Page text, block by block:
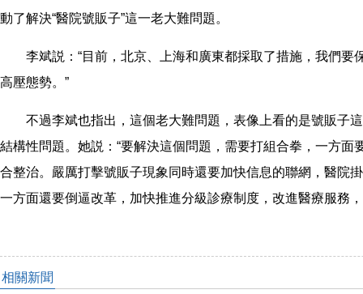
動了解決“醫院號販子”這一老大難問題。
李斌説：“目前，北京、上海和廣東都採取了措施，我們要
高壓態勢。”
不過李斌也指出，這個老大難問題，表像上看的是號販子
結構性問題。她説：“要解決這個問題，需要打組合拳，一方面
合整治。嚴厲打擊號販子現象同時還要加快信息的聯網，醫院
一方面還要倒逼改革，加快推進分級診療制度，改進醫療服務
相關新聞